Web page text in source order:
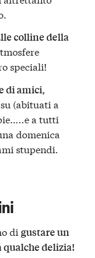
colline della
speciali!
di amici,
(abituati a
a tutti
domenica
stupendi.
di gustare un
qualche delizia!